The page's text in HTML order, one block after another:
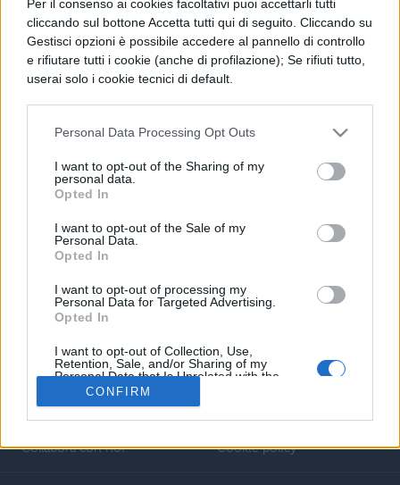
Per il consenso ai cookies facoltativi puoi accettarli tutti
cliccando sul bottone Accetta tutti qui di seguito. Cliccando su
Gestisci opzioni è possibile accedere al pannello di controllo
e rifiutare tutti i cookie (anche di profilazione); Se rifiuti tutto,
userai solo i cookie tecnici di default.
Personal Data Processing Opt Outs
I want to opt-out of the Sharing of my
personal data.
Opted In
I want to opt-out of the Sale of my
Personal Data.
Opted In
I want to opt-out of processing my
Personal Data for Targeted Advertising.
Opted In
I want to opt-out of Collection, Use,
Retention, Sale, and/or Sharing of my
Personal Data that Is Unrelated with the
Purposes for which it was collected.
Opted Out
CONFIRM
LETTERATURA LATINA
De Providentia, Libro 1, Paragrafo
Pubblicità
Collabora con noi
Privacy policy
Cookie policy